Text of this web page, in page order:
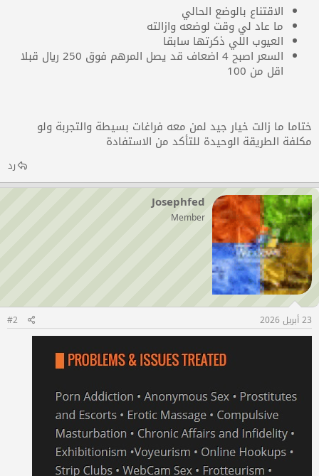
الاقتناع بالوضع الحالي​
ما عاد لي وقت لوضعه وازالته​
العيوب اللي ذكرتها سابقا​
السعر اصبح 4 اضعاف قد يصل المرهم فوق 250 ريال قبلا
اقل من 100​
ختاما ما زالت خيار جيد لمن معه فراغات بسيطة والتجربة ولو
مكلفة الطريقة الوحيدة للتأكد من الاستفادة​
رد
Josephfed
Member
23 أبريل 2026 #2